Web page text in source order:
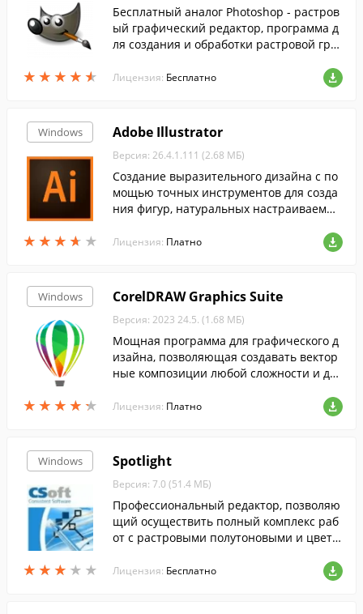
★ ★ ★ ★ ★
★ ★ ★ ★ ★
Бесплатный аналог Photoshop - растров
ый графический редактор, программа д
ля создания и обработки растровой гра
векторной графикой....
Лицензия: Бесплатно
Windows
★ ★ ★ ★ ★
★ ★ ★ ★ ★
Adobe Illustrator
Версия: 26.4.1.111 (2.68 МБ)
Создание выразительного дизайна с по
мощью точных инструментов для созда
ния фигур, натуральных настраиваемых
ления контурами.
Лицензия: Платно
Windows
★ ★ ★ ★ ★
★ ★ ★ ★ ★
CorelDRAW Graphics Suite
Версия: 2023 24.5. (1.68 МБ)
Мощная программа для графического д
изайна, позволяющая создавать вектор
ные композиции любой сложности и для
Лицензия: Платно
Windows
★ ★ ★ ★ ★
★ ★ ★ ★ ★
Spotlight
Версия: 7.0 (51.4 МБ)
Профессиональный редактор, позволяю
щий осуществить полный комплекс раб
от с растровыми полутоновыми и цветн
и чертежами, схемами и другими графи
Лицензия: Бесплатно